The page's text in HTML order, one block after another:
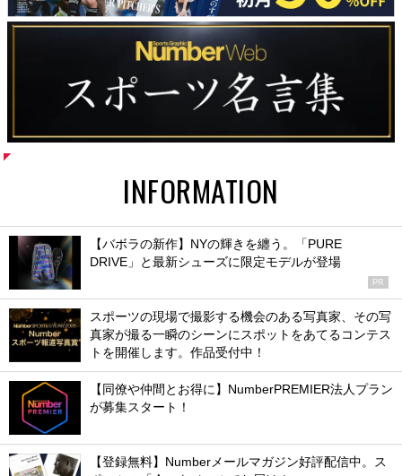
INFORMATION
【バボラの新作】NYの輝きを纏う。「PURE
DRIVE」と最新シューズに限定モデルが登場
PR
スポーツの現場で撮影する機会のある写真家、その写
真家が撮る一瞬のシーンにスポットをあてるコンテス
トを開催します。作品受付中！
【同僚や仲間とお得に】NumberPREMIER法人プラン
が募集スタート！
【登録無料】Numberメールマガジン好評配信中。ス